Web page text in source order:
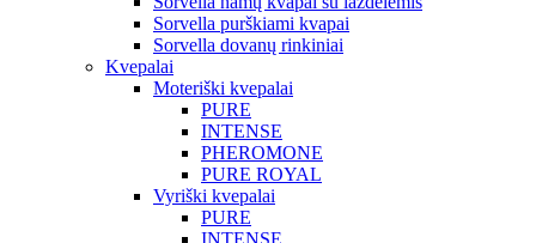
Sorvella purškiami kvapai
Sorvella dovanų rinkiniai
Kvepalai
Moteriški kvepalai
PURE
INTENSE
PHEROMONE
PURE ROYAL
Vyriški kvepalai
PURE
INTENSE